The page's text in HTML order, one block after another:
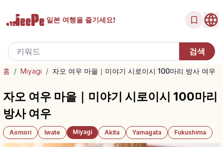
일본 여행을 즐기세요!
홈 / Miyagi / 자오 여우 마을｜미야기 시로이시 100마리 방사 여우
자오 여우 마을｜미야기 시로이시 100마리
방사 여우
Aomori Iwate Miyagi Akita Yamagata Fukushima